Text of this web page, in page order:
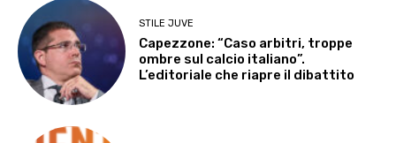
STILE JUVE
Capezzone: “Caso arbitri, troppe
ombre sul calcio italiano”.
L’editoriale che riapre il dibattito